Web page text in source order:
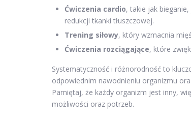
Ćwiczenia cardio, takie jak
redukcji tkanki tłuszczowej.
Trening siłowy, który wzmacnia
Ćwiczenia rozciągające, które
Systematyczność i różnorodność to
odpowiednim nawodnieniu organizmu
Pamiętaj, że każdy organizm jest inny,
możliwości oraz potrzeb.